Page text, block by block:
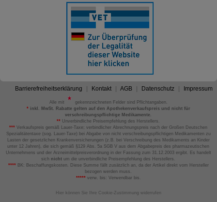
Barrierefreiheitserklärung Kontakt AGB Datenschutz Impressum
Alle mit
gekennzeichneten Felder sind Pflichtangaben.
*inkl. MwSt. Rabatte gelten auf den Apothekenverkaufspreis und nicht für
verschreibungspflichtige Medikamente.
** Unverbindliche Preisempfehlung des Herstellers.
*** Verkaufspreis gemäß Lauer-Taxe; verbindlicher Abrechnungspreis nach der Großen Deutschen
Spezialitätentaxe (sog. Lauer-Taxe) bei Abgabe von nicht verschreibungspflichtigen Medikamenten zu
Lasten der gesetzlichen Krankenversicherungen (z.B. bei Verschreibung des Medikaments an Kinder
unter 12 Jahren), die sich gemäß §129 Abs. 5a SGB V aus dem Abgabepreis des pharmazeutischen
Unternehmens und der Arzneimittelpreisverordnung in der Fassung zum 31.12.2003 ergibt. Es handelt
sich nicht um die unverbindliche Preisempfehlung des Herstellers.
****BK: Beschaffungskosten. Diese Summe fällt zusätzlich an, da der Artikel direkt vom Hersteller
bezogen werden muss.
*****verw. bis: Verwendbar bis.
Hier können Sie Ihre Cookie-Zustimmung widerrufen